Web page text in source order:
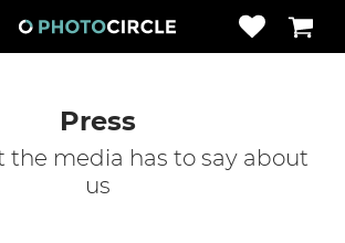
Press
the media has to say about
us